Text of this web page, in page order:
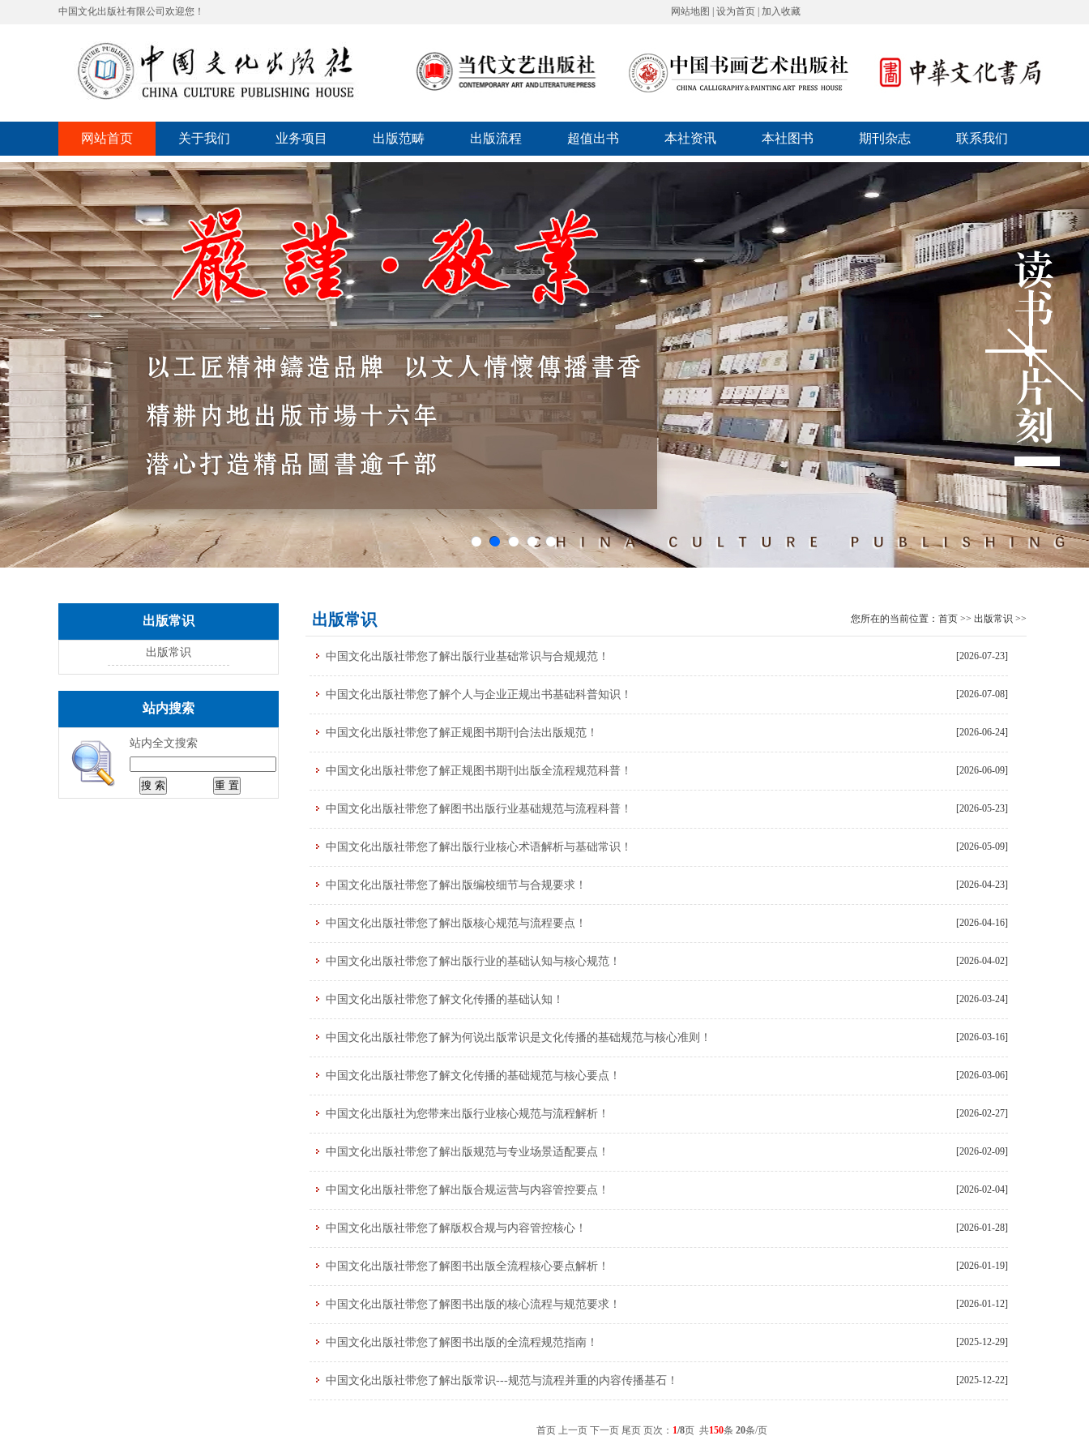
中国文化出版社有限公司欢迎您！ 网站地图 设为首页 加入收藏
网站首页 关于我们 业务项目 出版范畴 出版流程 超值出书 本社资讯 本社图书 期刊杂志 联系我们
出版常识
出版常识
站内搜索
站内全文搜索
出版常识 您所在的当前位置： 首页 >> 出版常识 >>
中国文化出版社带您了解出版行业基础常识与合规规范！ [2026-07-23]
中国文化出版社带您了解个人与企业正规出书基础科普知识！ [2026-07-08]
中国文化出版社带您了解正规图书期刊合法出版规范！ [2026-06-24]
中国文化出版社带您了解正规图书期刊出版全流程规范科普！ [2026-06-09]
中国文化出版社带您了解图书出版行业基础规范与流程科普！ [2026-05-23]
中国文化出版社带您了解出版行业核心术语解析与基础常识！ [2026-05-09]
中国文化出版社带您了解出版编校细节与合规要求！ [2026-04-23]
中国文化出版社带您了解出版核心规范与流程要点！ [2026-04-16]
中国文化出版社带您了解出版行业的基础认知与核心规范！ [2026-04-02]
中国文化出版社带您了解文化传播的基础认知！ [2026-03-24]
中国文化出版社带您了解为何说出版常识是文化传播的基础规范与核心准则！ [2026-03-16]
中国文化出版社带您了解文化传播的基础规范与核心要点！ [2026-03-06]
中国文化出版社为您带来出版行业核心规范与流程解析！ [2026-02-27]
中国文化出版社带您了解出版规范与专业场景适配要点！ [2026-02-09]
中国文化出版社带您了解出版合规运营与内容管控要点！ [2026-02-04]
中国文化出版社带您了解版权合规与内容管控核心！ [2026-01-28]
中国文化出版社带您了解图书出版全流程核心要点解析！ [2026-01-19]
中国文化出版社带您了解图书出版的核心流程与规范要求！ [2026-01-12]
中国文化出版社带您了解图书出版的全流程规范指南！ [2025-12-29]
中国文化出版社带您了解出版常识---规范与流程并重的内容传播基石！ [2025-12-22]
首页 上一页 下一页 尾页页次： 1/8页 共150条 20条/页